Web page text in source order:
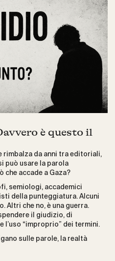
è questo il
rimbalza da anni tra editoriali,
può usare la parola
che accade a Gaza?
semiologi, accademici
della punteggiatura. Alcuni
Altri che no, è una guerra.
il giudizio, di
l’uso “improprio” dei termini.
sulle parole, la realtà